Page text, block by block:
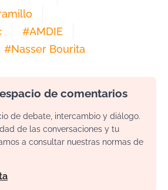
#AMDIE
#Nasser Bourita
de comentarios
de debate, intercambio y diálogo.
de las conversaciones y tu
a consultar nuestras normas de